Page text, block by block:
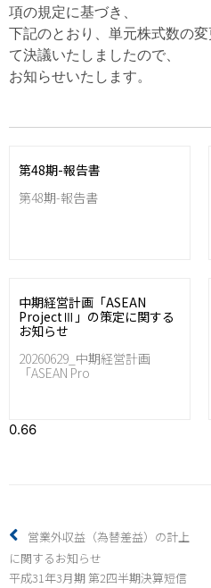
項の規定に基づき、
下記のとおり、単元株式数の
て決議いたしましたので、
お知らせいたします。
第48期-報告書
第48期-報告書
中期経営計画「ASEAN
ProjectⅢ」の策定に関する
お知らせ
20260629_中期経営計画
「ASEAN Pro
営業外収益（為替差益）の計上
に関するお知らせ
平成31年3月期 第2四半期決算短信